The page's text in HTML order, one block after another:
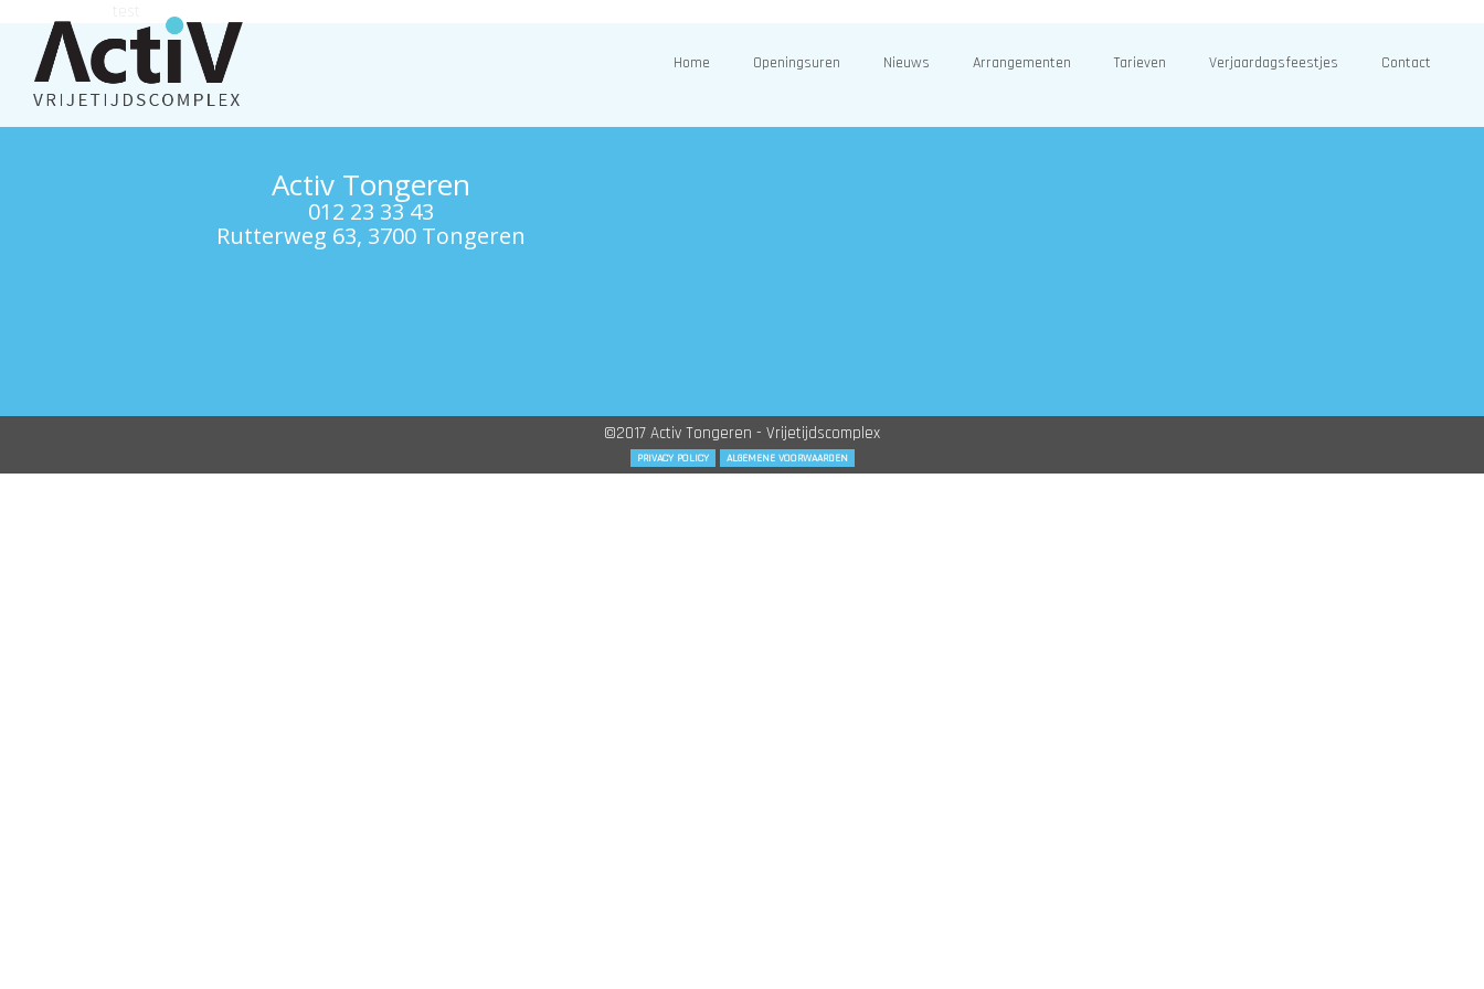
Home Openingsuren Nieuws Arrangementen Tarieven Verjaardagsfeestjes Contact
Activ Tongeren
012 23 33 43
Rutterweg 63, 3700 Tongeren
©2017 Activ Tongeren - Vrijetijdscomplex
PRIVACY POLICY ALGEMENE VOORWAARDEN